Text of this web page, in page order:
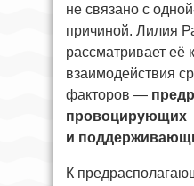
не связано с
причиной. Лилия
рассматривает её
взаимодействия
факторов —
провоцирующих
и
К